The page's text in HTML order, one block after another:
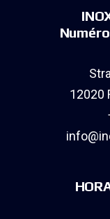
12020